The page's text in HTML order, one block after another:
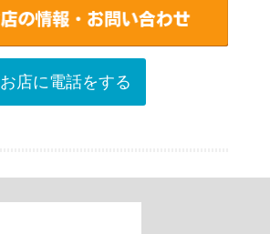
お店に電話をする